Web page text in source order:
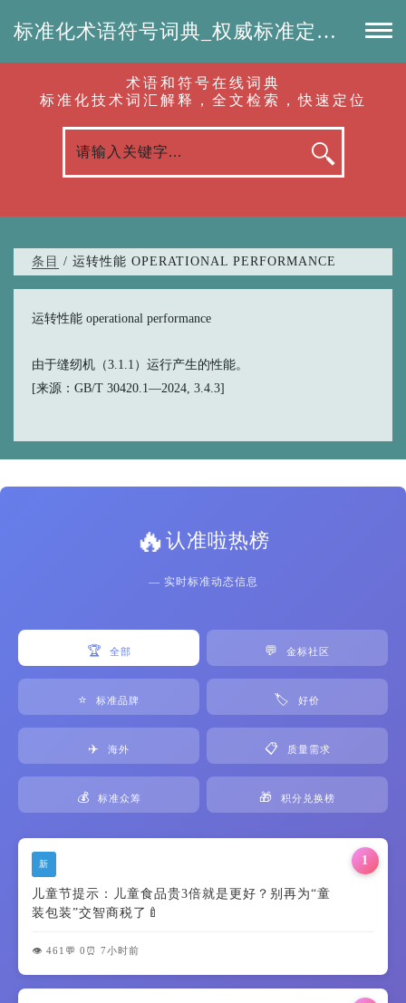
标准化术语符号词典_权威标准定义_专业词汇查询-认准啦（RenZhunLa.com）
术语和符号在线词典
标准化技术词汇解释，全文检索，快速定位
条目 / 运转性能 OPERATIONAL PERFORMANCE
运转性能 operational performance
由于缝纫机（3.1.1）运行产生的性能。
[来源：GB/T 30420.1—2024, 3.4.3]
🔥认准啦热榜
— 实时标准动态信息
🏆 全部 💬 金标社区
⭐ 标准品牌 🏷️ 好价
✈️ 海外 📋 质量需求
💰 标准众筹 🎁 积分兑换榜
1
新
儿童节提示：儿童食品贵3倍就是更好？别再为“童
装包装”交智商税了🍼
👁️ 461 💬 0 ⏰ 7小时前